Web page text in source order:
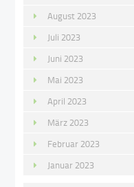
August 2023
Juli 2023
Juni 2023
Mai 2023
April 2023
März 2023
Februar 2023
Januar 2023